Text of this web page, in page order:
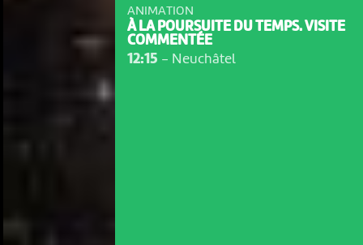
ANIMATION
À LA POURSUITE DU TEMPS. VISITE
COMMENTÉE
12:15 - Neuchâtel